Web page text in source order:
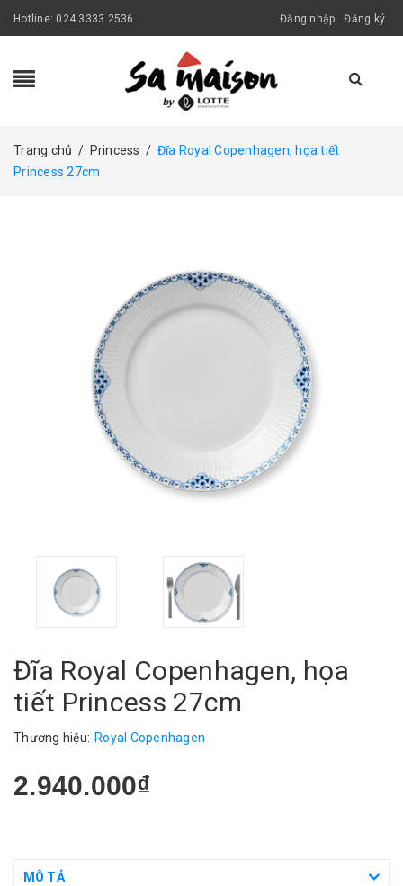
Hotline: 024 3333 2536 Đăng nhập Đăng ký
Trang chủ / Princess / Đĩa Royal Copenhagen, họa tiết
Princess 27cm
Đĩa Royal Copenhagen, họa
tiết Princess 27cm
Thương hiệu: Royal Copenhagen
2.940.000₫
MÔ TẢ